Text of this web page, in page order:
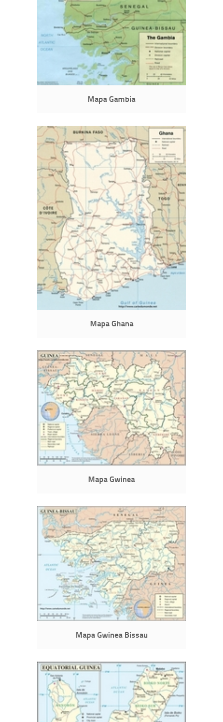
Mapa Gambia
Mapa Ghana
Mapa Gwinea
Mapa Gwinea Bissau